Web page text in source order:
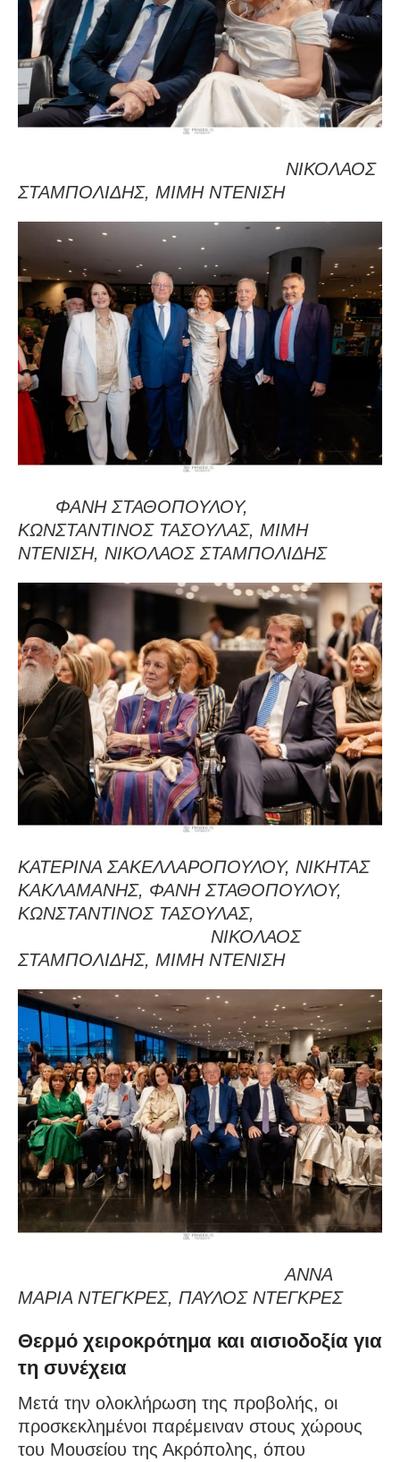
ΝΙΚΟΛΑΟΣ
ΣΤΑΜΠΟΛΙΔΗΣ, ΜΙΜΗ ΝΤΕΝΙΣΗ
ΦΑΝΗ ΣΤΑΘΟΠΟΥΛΟΥ,
ΚΩΝΣΤΑΝΤΙΝΟΣ ΤΑΣΟΥΛΑΣ, ΜΙΜΗ
ΝΤΕΝΙΣΗ, ΝΙΚΟΛΑΟΣ ΣΤΑΜΠΟΛΙΔΗΣ
ΚΑΤΕΡΙΝΑ ΣΑΚΕΛΛΑΡΟΠΟΥΛΟΥ, ΝΙΚΗΤΑΣ
ΚΑΚΛΑΜΑΝΗΣ, ΦΑΝΗ ΣΤΑΘΟΠΟΥΛΟΥ,
ΚΩΝΣΤΑΝΤΙΝΟΣ ΤΑΣΟΥΛΑΣ,
ΝΙΚΟΛΑΟΣ
ΣΤΑΜΠΟΛΙΔΗΣ, ΜΙΜΗ ΝΤΕΝΙΣΗ
ΑΝΝΑ
ΜΑΡΙΑ ΝΤΕΓΚΡΕΣ, ΠΑΥΛΟΣ ΝΤΕΓΚΡΕΣ
Θερμό χειροκρότημα και αισιοδοξία για
τη συνέχεια
Μετά την ολοκλήρωση της προβολής, οι
προσκεκλημένοι παρέμειναν στους χώρους
του Μουσείου της Ακρόπολης, όπου